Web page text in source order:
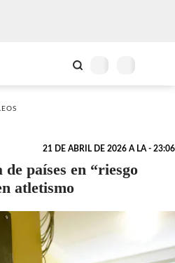
21 DE ABRIL DE 2026 A LA - 23:06
países en “riesgo
atletismo